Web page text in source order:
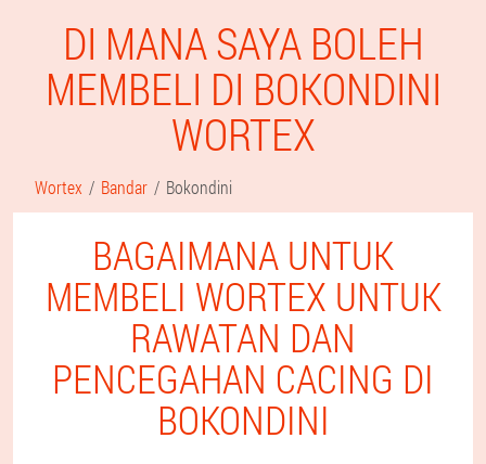
DI MANA SAYA BOLEH
MEMBELI DI BOKONDINI
WORTEX
Wortex Bandar Bokondini
BAGAIMANA UNTUK
MEMBELI WORTEX UNTUK
RAWATAN DAN
PENCEGAHAN CACING DI
BOKONDINI